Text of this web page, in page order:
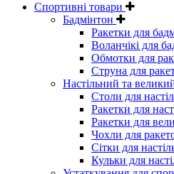
Спортивні товари
Бадмінтон
Ракетки для
Воланчікі для
Обмотки для
Струна для
Настільний та
Столи для
Ракетки для
Ракетки для
Чохли для
Сітки для
Кульки для